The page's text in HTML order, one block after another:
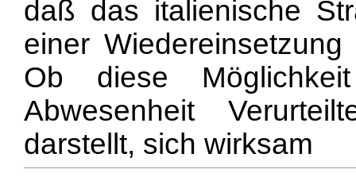
daß das italienische
einer
Ob diese
Abwesenheit
darstellt, sich wirksam